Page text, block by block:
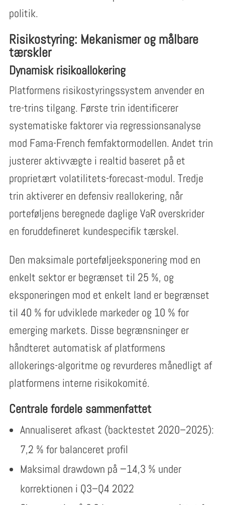
politik.
Risikostyring: Mekanismer og målbare
tærskler
Dynamisk risikoallokering
Platformens risikostyringssystem anvender en
tre-trins tilgang. Første trin identificerer
systematiske faktorer via regressionsanalyse
mod Fama-French femfaktormodellen. Andet trin
justerer aktivvægte i realtid baseret på et
proprietært volatilitets-forecast-modul. Tredje
trin aktiverer en defensiv reallokering, når
porteføljens beregnede daglige VaR overskrider
en foruddefineret kundespecifik tærskel.
Den maksimale porteføljeeksponering mod en
enkelt sektor er begrænset til 25 %, og
eksponeringen mod et enkelt land er begrænset
til 40 % for udviklede markeder og 10 % for
emerging markets. Disse begrænsninger er
håndteret automatisk af platformens
allokerings-algoritme og revurderes månedligt af
platformens interne risikokomité.
Centrale fordele sammenfattet
Annualiseret afkast (backtestet 2020–2025):
7,2 % for balanceret profil
Maksimal drawdown på −14,3 % under
korrektionen i Q3–Q4 2022